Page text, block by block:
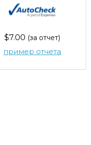
$7.00 (за отчет)
пример отчета